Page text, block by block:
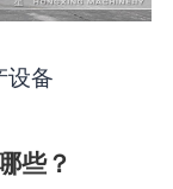
设备
些？